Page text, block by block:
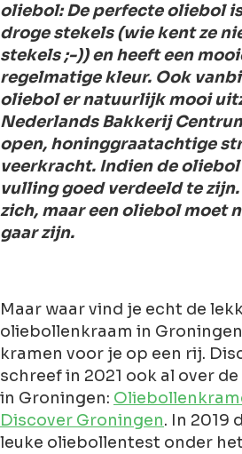
oliebol: De perfecte oliebol
droge stekels (wie kent ze
stekels ;-)) en heeft een
regelmatige kleur. Ook
oliebol er natuurlijk mooi
Nederlands Bakkerij
open, honinggraatachtige
veerkracht. Indien de
vulling goed verdeeld te
zich, maar een oliebol moet
gaar zijn.
Maar waar vind je echt de
oliebollenkraam in
kramen voor je op een rij.
schreef in 2021 ook al over
in Groningen:
Discover Groningen. In 2019
leuke oliebollentest onder